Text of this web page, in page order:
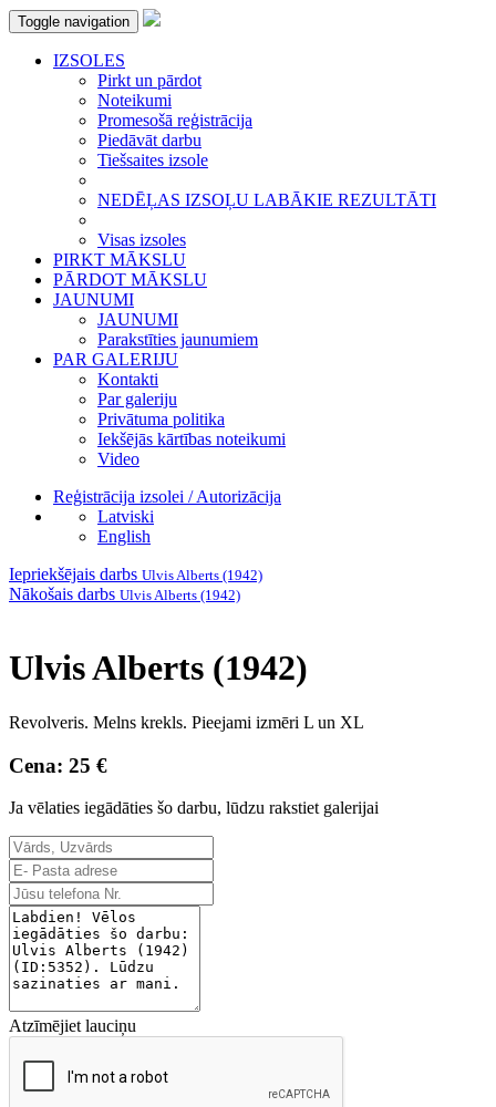
Toggle navigation
IZSOLES
Pirkt un pārdot
Noteikumi
Promesošā reģistrācija
Piedāvāt darbu
Tiešsaites izsole
NEDĒĻAS IZSOĻU LABĀKIE REZULTĀTI
Visas izsoles
PIRKT MĀKSLU
PĀRDOT MĀKSLU
JAUNUMI
JAUNUMI
Parakstīties jaunumiem
PAR GALERIJU
Kontakti
Par galeriju
Privātuma politika
Iekšējās kārtības noteikumi
Video
Reģistrācija izsolei / Autorizācija
Latviski
English
Iepriekšējais darbs Ulvis Alberts (1942)
Nākošais darbs Ulvis Alberts (1942)
Ulvis Alberts (1942)
Revolveris. Melns krekls. Pieejami izmēri L un XL
Cena: 25 €
Ja vēlaties iegādāties šo darbu, lūdzu rakstiet galerijai
Atzīmējiet lauciņu